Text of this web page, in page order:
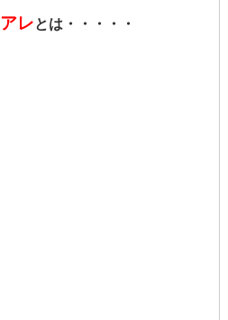
アレとは・・・・・